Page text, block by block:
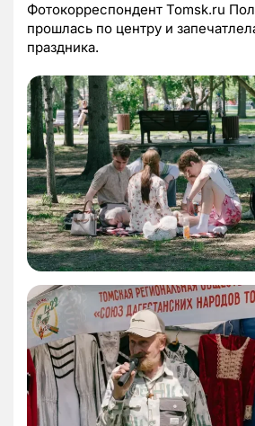
Фотокорреспондент Tomsk.ru
прошлась по центру и
праздника.